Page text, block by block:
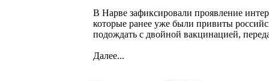
В Нарве зафиксировали проявление
которые ранее уже были привиты
подождать с двойной вакцинацией,
Далее...